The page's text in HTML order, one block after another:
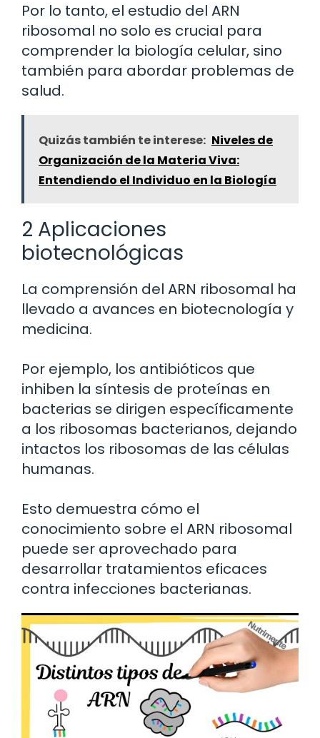
Por lo tanto, el estudio del ARN
ribosomal no solo es crucial para
comprender la biología celular, sino
también para abordar problemas de
salud.
Quizás también te interese: Niveles de
Organización de la Materia Viva:
Entendiendo el Individuo en la Biología
2 Aplicaciones
biotecnológicas
La comprensión del ARN ribosomal ha
llevado a avances en biotecnología y
medicina.
Por ejemplo, los antibióticos que
inhiben la síntesis de proteínas en
bacterias se dirigen específicamente
a los ribosomas bacterianos, dejando
intactos los ribosomas de las células
humanas.
Esto demuestra cómo el
conocimiento sobre el ARN ribosomal
puede ser aprovechado para
desarrollar tratamientos eficaces
contra infecciones bacterianas.